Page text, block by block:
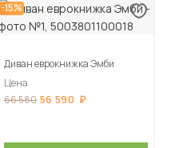
-15%
Диван еврокнижка Эмби
Цена
66 580 56 590